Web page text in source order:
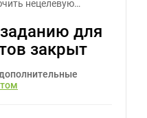
нецелевую…
для
закрыт